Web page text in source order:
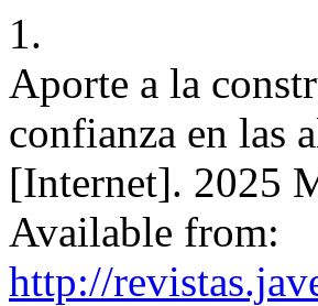
1.
Aporte a la
confianza en las
[Internet]. 2025
Available from:
http://